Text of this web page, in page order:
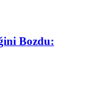
Bozdu: